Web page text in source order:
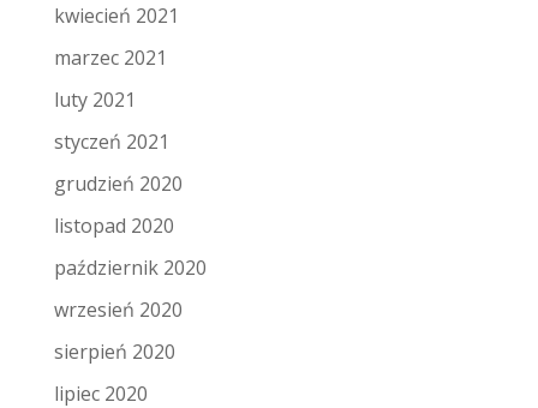
kwiecień 2021
marzec 2021
luty 2021
styczeń 2021
grudzień 2020
listopad 2020
październik 2020
wrzesień 2020
sierpień 2020
lipiec 2020